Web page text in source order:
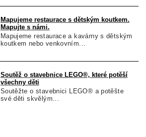
Mapujeme restaurace s dětským koutkem.
Mapujte s námi.
Mapujeme restaurace a kavárny s dětským
koutkem nebo venkovním...
Soutěž o stavebnice LEGO®, které potěší
všechny děti
Soutěžte o stavebnici LEGO® a potěšte
své děti skvělým...